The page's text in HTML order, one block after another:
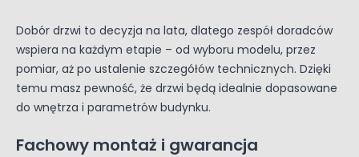
Dobór drzwi to decyzja na lata, dlatego zespół doradców
wspiera na każdym etapie – od wyboru modelu, przez
pomiar, aż po ustalenie szczegółów technicznych. Dzięki
temu masz pewność, że drzwi będą idealnie dopasowane
do wnętrza i parametrów budynku.
Fachowy montaż i gwarancja